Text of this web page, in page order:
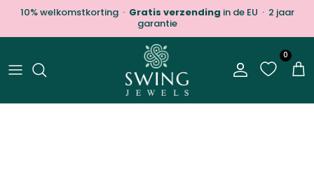
Ga naar inhoud
10% welkomstkorting · Gratis verzending in de EU · 2 jaar
garantie
Account
0